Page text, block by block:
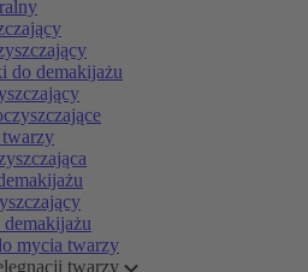
do demakijażu
twarzy
mycia twarzy
twarzy